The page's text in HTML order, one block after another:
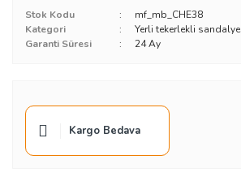
Stok Kodu
mf_mb_CHE38
Kategori
Yerli tekerlekli sandalye
Garanti Süresi
24 Ay
Kargo Bedava